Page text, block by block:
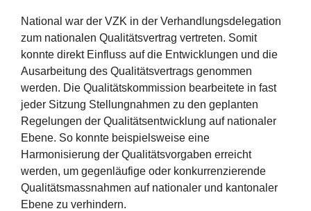
National war der VZK in der Verhandlungsdelegation
zum nationalen Qualitätsvertrag vertreten. Somit
konnte direkt Einfluss auf die Entwicklungen und die
Ausarbeitung des Qualitätsvertrags genommen
werden. Die Qualitätskommission bearbeitete in fast
jeder Sitzung Stellungnahmen zu den geplanten
Regelungen der Qualitätsentwicklung auf nationaler
Ebene. So konnte beispielsweise eine
Harmonisierung der Qualitätsvorgaben erreicht
werden, um gegenläufige oder konkurrenzierende
Qualitätsmassnahmen auf nationaler und kantonaler
Ebene zu verhindern.